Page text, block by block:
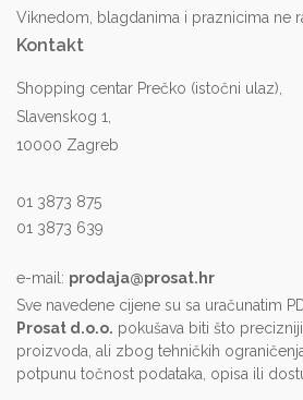
Viknedom, blagdanima i praznicima ne
Kontakt
Shopping centar Prečko (istočni ulaz),
Slavenskog 1,
10000 Zagreb
01 3873 875
01 3873 639
e-mail: prodaja@prosat.hr
Sve navedene cijene su sa uračunatim
Prosat d.o.o. pokušava biti što
proizvoda, ali zbog tehničkih
potpunu točnost podataka, opisa ili